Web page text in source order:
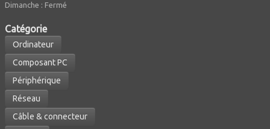
Dimanche : Fermé
Catégorie
Ordinateur
Composant PC
Périphérique
Réseau
Câble & connecteur